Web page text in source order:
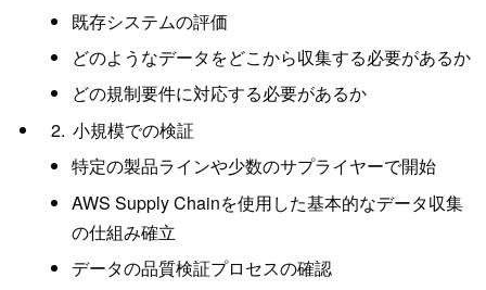
既存システムの評価
どのようなデータをどこから収集する必要があるか
どの規制要件に対応する必要があるか
小規模での検証
特定の製品ラインや少数のサプライヤーで開始
AWS Supply Chainを使用した基本的なデータ収集
の仕組み確立
データの品質検証プロセスの確認